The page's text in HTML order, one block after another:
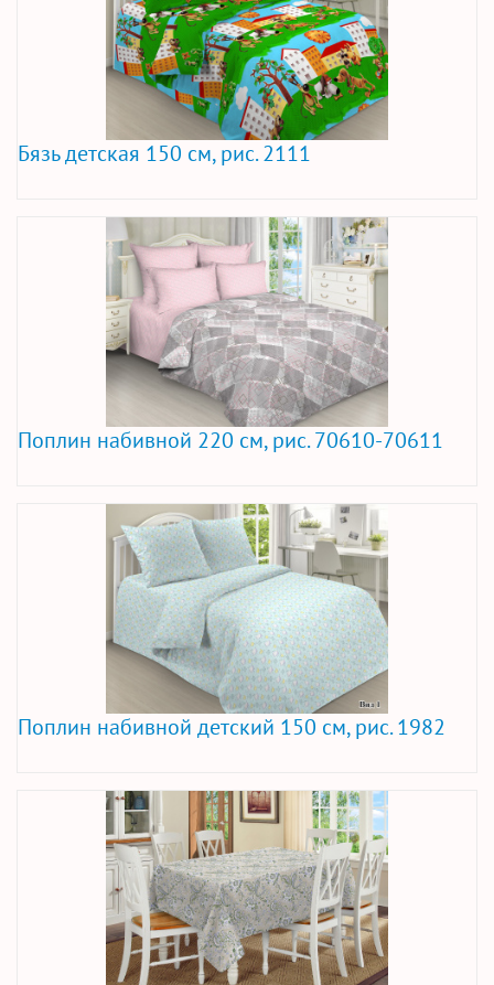
Бязь детская 150 см, рис. 2111
Поплин набивной 220 см, рис. 70610-70611
Поплин набивной детский 150 см, рис. 1982